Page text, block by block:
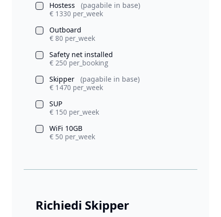
Hostess
(pagabile in base)
€ 1330 per_week
Outboard
€ 80 per_week
Safety net installed
€ 250 per_booking
Skipper
(pagabile in base)
€ 1470 per_week
SUP
€ 150 per_week
WiFi 10GB
€ 50 per_week
Richiedi Skipper